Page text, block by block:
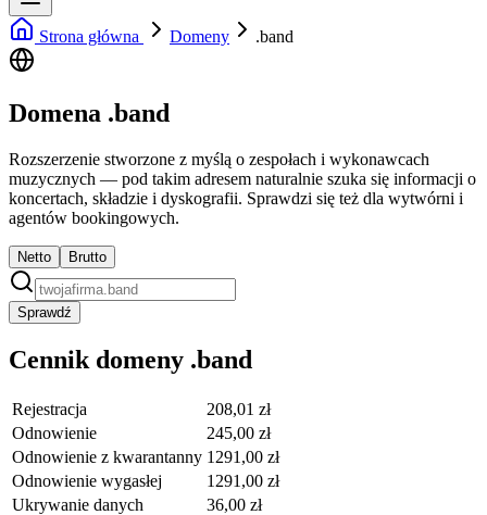
Strona główna Domeny .band
Domena .band
Rozszerzenie stworzone z myślą o zespołach i wykonawcach
muzycznych — pod takim adresem naturalnie szuka się informacji o
koncertach, składzie i dyskografii. Sprawdzi się też dla wytwórni i
agentów bookingowych.
Netto Brutto
Sprawdź
Cennik domeny .band
Rejestracja
208,01 zł
Odnowienie
245,00 zł
Odnowienie z kwarantanny 1291,00 zł
Odnowienie wygasłej
1291,00 zł
Ukrywanie danych
36,00 zł